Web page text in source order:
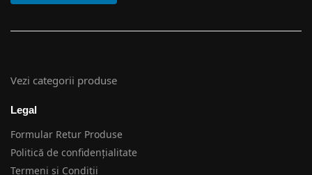
Vezi categorii produse
Legal
Formular Retur Produse
Politică de confidențialitate
Termeni si Conditii